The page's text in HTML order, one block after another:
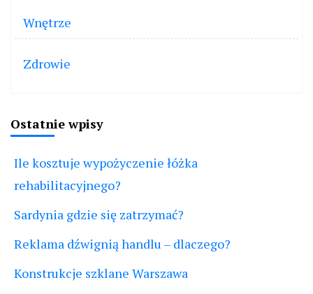
Wnętrze
Zdrowie
Ostatnie wpisy
Ile kosztuje wypożyczenie łóżka
rehabilitacyjnego?
Sardynia gdzie się zatrzymać?
Reklama dźwignią handlu – dlaczego?
Konstrukcje szklane Warszawa